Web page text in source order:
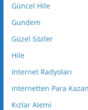
Güncel Hile
Gundem
Güzel Sözler
Hile
Internet Radyoları
internetten Para Kazan
Kızlar Alemi